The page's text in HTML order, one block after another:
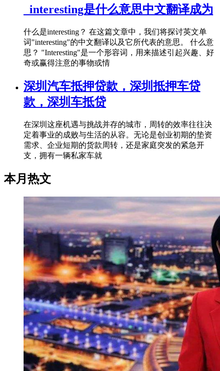
_interesting是什么意思中文翻译成为
什么是interesting？ 在这篇文章中，我们将探讨英文单
词"interesting"的中文翻译以及它所代表的意思。 什么意
思？ "Interesting"是一个形容词，用来描述引起兴趣、好
奇或赢得注意的事物或情
深圳汽车抵押贷款，深圳抵押车贷
款，深圳车抵贷
在深圳这座机遇与挑战并存的城市，周转的效率往往决
定着事业的成败与生活的从容。无论是创业初期的垫资
需求、企业短期的货款周转，还是家庭突发的紧急开
支，拥有一辆私家车就
本月热文